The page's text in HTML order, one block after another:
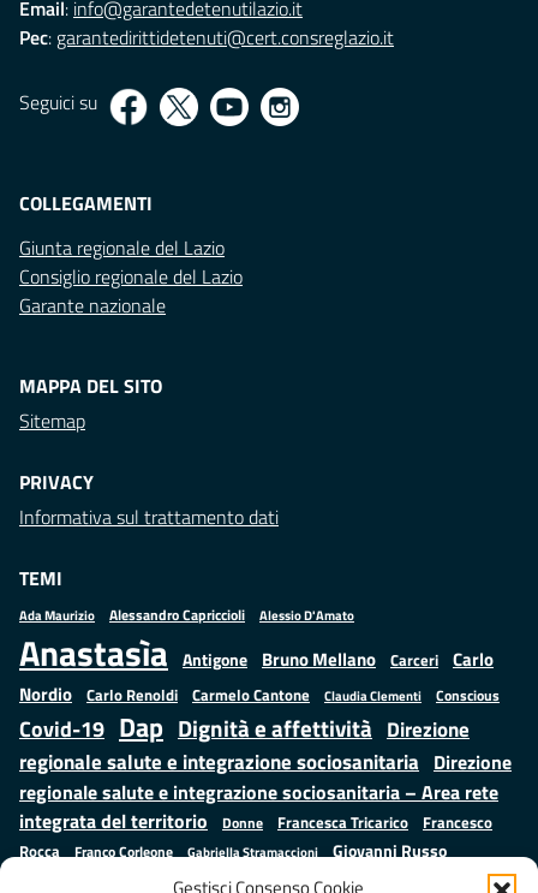
Email: info@garantedetenutilazio.it
Pec: garantedirittidetenuti@cert.consreglazio.it
Seguici su
COLLEGAMENTI
Giunta regionale del Lazio
Consiglio regionale del Lazio
Garante nazionale
MAPPA DEL SITO
Sitemap
PRIVACY
Informativa sul trattamento dati
TEMI
Ada Maurizio Alessandro Capriccioli Alessio D'Amato
Anastasìa Antigone Bruno Mellano Carceri
Carlo
Nordio Carlo Renoldi Carmelo Cantone Claudia Clementi Conscious
Covid-19 Dap Dignità e affettività Direzione
regionale salute e integrazione sociosanitaria Direzione
regionale salute e integrazione sociosanitaria – Area rete
integrata del territorio
Donne Francesca Tricarico
Francesco
Rocca
Franco Corleone Gabriella Stramaccioni Giovanni Russo
Giuseppe Emanuele Cangemi Istruzione e cultura